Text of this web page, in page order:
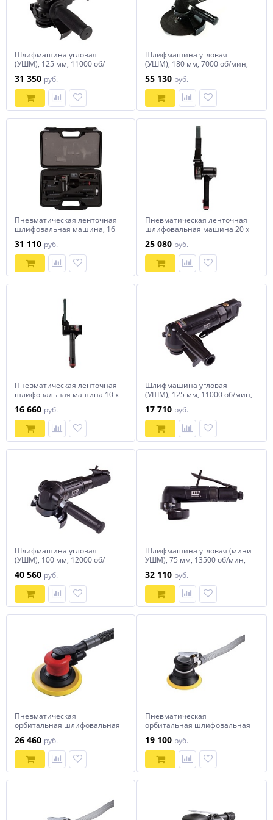
Шлифмашина угловая
(УШМ), 125 мм, 11000 об/
MIGHTY SEVEN QB-7215M
31 350 руб.
Шлифмашина угловая
(УШМ), 180 мм, 7000 об/мин,
SEVEN QB-197MQ
55 130 руб.
Пневматическая ленточная
шлифовальная машина, 16
MIGHTY SEVEN QB-325N
31 110 руб.
Пневматическая ленточная
шлифовальная машина 20 х
MIGHTY SEVEN QB-322
25 080 руб.
Пневматическая ленточная
шлифовальная машина 10 х
MIGHTY SEVEN QB-321
16 660 руб.
Шлифмашина угловая
(УШМ), 125 мм, 11000 об/мин,
SEVEN QB-135X
17 710 руб.
Шлифмашина угловая
(УШМ), 100 мм, 12000 об/
MIGHTY SEVEN QB-194L
40 560 руб.
Шлифмашина угловая (мини
УШМ), 75 мм, 13500 об/мин,
SEVEN QB-193L
32 110 руб.
Пневматическая
орбитальная шлифовальная
мин MIGHTY SEVEN QB-47602
26 460 руб.
Пневматическая
орбитальная шлифовальная
мин, 6 отверстий MIGHTY
SEVEN QB-53902
19 100 руб.